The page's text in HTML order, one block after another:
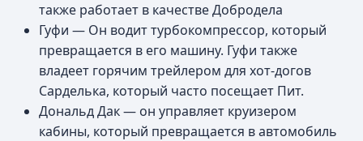
также работает в качестве Добродела
Гуфи — Он водит турбокомпрессор, который
превращается в его машину. Гуфи также
владеет горячим трейлером для хот-догов
Сарделька, который часто посещает Пит.
Дональд Дак — он управляет круизером
кабины, который превращается в автомобиль